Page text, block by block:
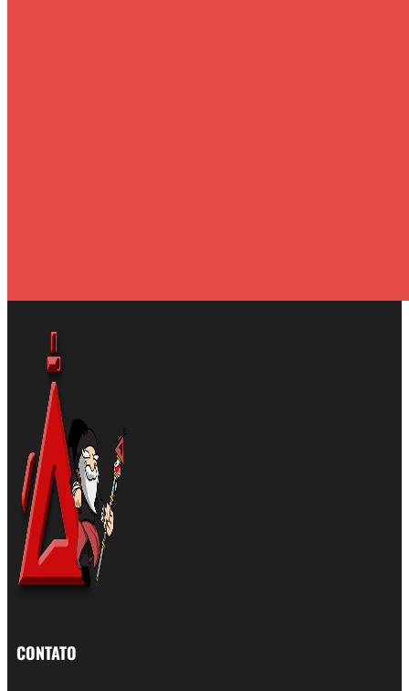
CONTATO